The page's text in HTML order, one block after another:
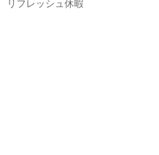
リフレッシュ休暇